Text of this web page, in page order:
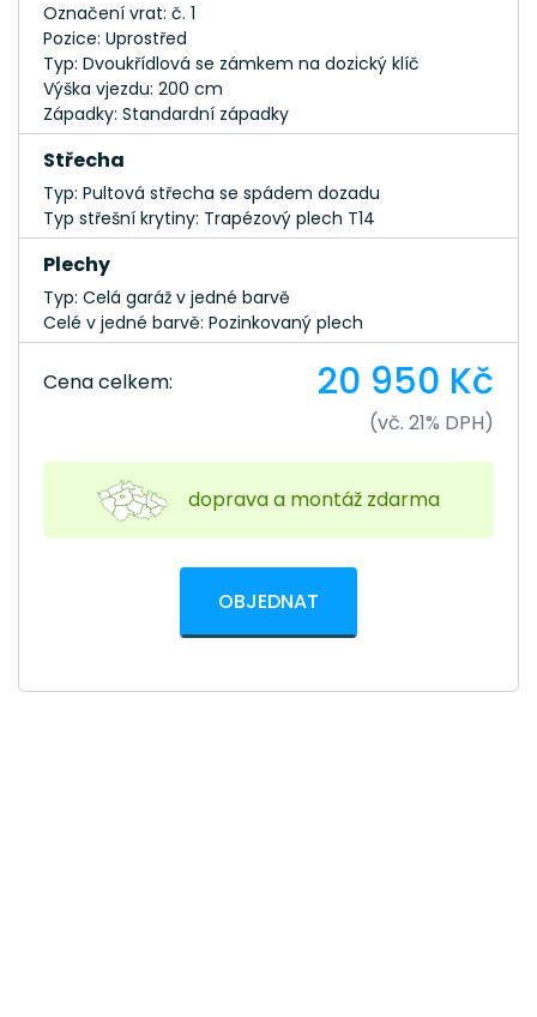
Označení vrat: č. 1
Pozice: Uprostřed
Typ: Dvoukřídlová se zámkem na dozický klíč
Výška vjezdu: 200 cm
Západky: Standardní západky
Střecha
Typ: Pultová střecha se spádem dozadu
Typ střešní krytiny: Trapézový plech T14
Plechy
Typ: Celá garáž v jedné barvě
Celé v jedné barvě: Pozinkovaný plech
Cena celkem: 20 950 Kč
(vč. 21% DPH)
doprava a montáž zdarma
OBJEDNAT